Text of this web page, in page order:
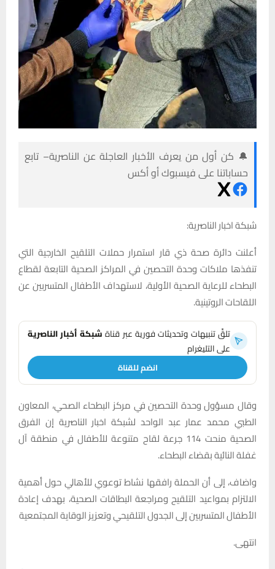
🔔 كن أول من يعرف الأخبار العاجلة عن الناصرية– تابع
حساباتنا على فيسبوك أو أكس
شبكة اخبار الناصرية:
أعلنت دائرة صحة ذي قار استمرار حملات التلقيح الخارجية التي
تنفذها ملاكات وحدة التحصين في المراكز الصحية التابعة لقطاع
البطحاء للرعاية الصحية الأولية، لاستهداف الأطفال المتسربين عن
اللقاحات الروتينية.
تلقَّ تنبيهات وتحديثات فورية عبر قناةشبكة أخبار الناصرية
على التليغرام
انضم للقناة
وقال مسؤول وحدة التحصين في مركز البطحاء الصحي، المعاون
الطبي محمد عمار عبد الواحد لشبكة اخبار الناصرية إن الفرق
الصحية منحت 114 جرعة لقاح متنوعة للأطفال في منطقة آل
غفلة النائية بقضاء البطحاء.
واضاف، إلى أن الحملة رافقها نشاط توعوي للأهالي حول أهمية
الالتزام بمواعيد التلقيح ومراجعة البطاقات الصحية، بهدف إعادة
الأطفال المتسربين إلى الجدول التلقيحي وتعزيز الوقاية المجتمعية
انتهى.